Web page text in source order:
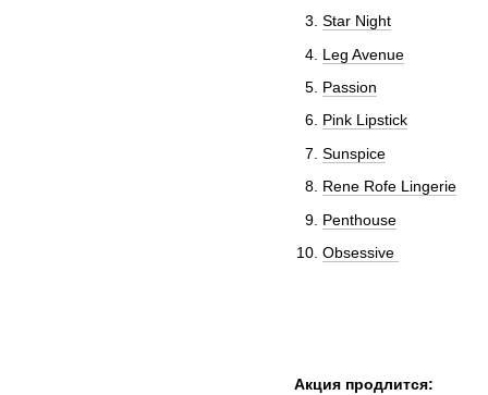
Star Night
Leg Avenue
Passion
Pink Lipstick
Sunspice
Rene Rofe Lingerie
Penthouse
Obsessive
Акция продлится: